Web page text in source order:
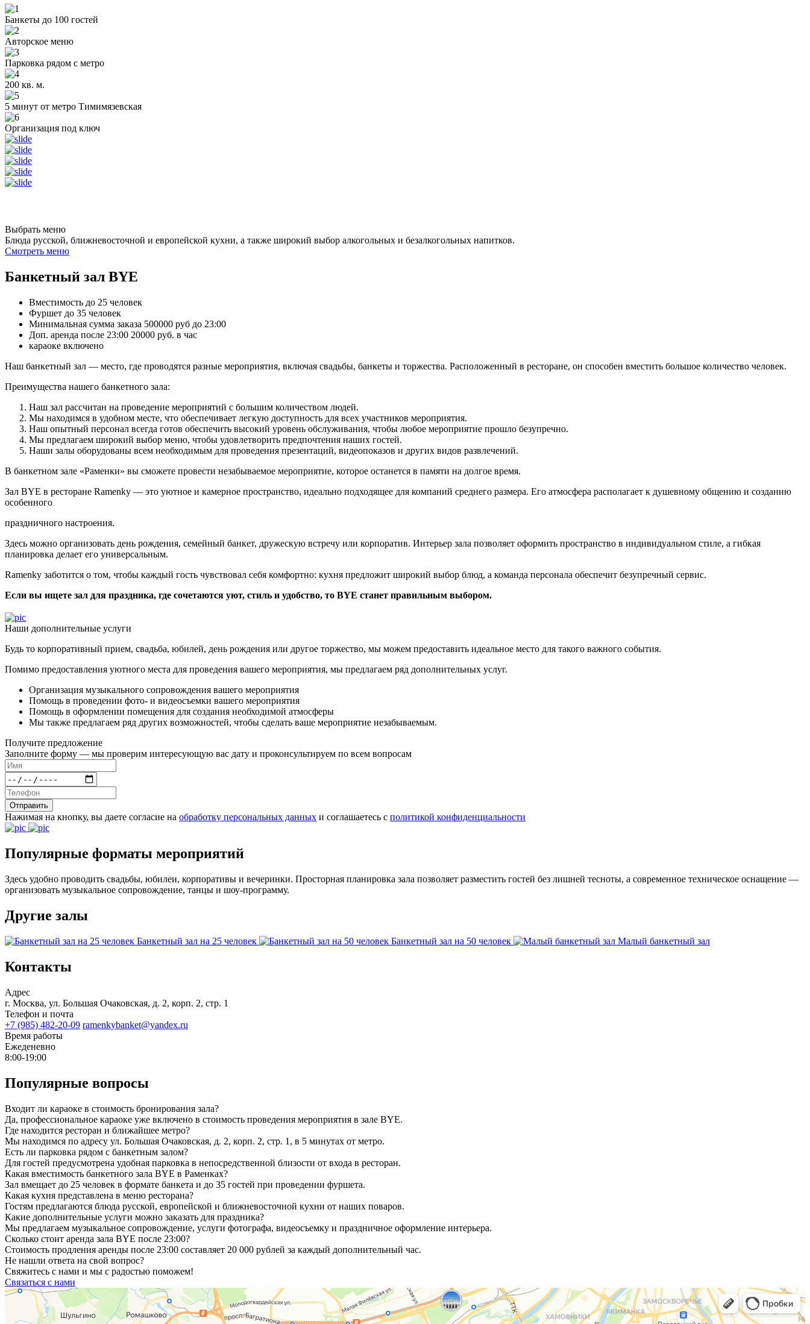
Банкеты до 100 гостей
Авторское меню
Парковка рядом с метро
200 кв. м.
5 минут от метро Тимимязевская
Организация под ключ
Выбрать меню
Блюда русской, ближневосточной и европейской кухни, а также широкий выбор алкогольных и безалкогольных напитков.
Смотреть меню
Банкетный зал BYE
Вместимость до 25 человек
Фуршет до 35 человек
Минимальная сумма заказа 500000 руб до 23:00
Доп. аренда после 23:00 20000 руб. в час
караоке включено
Наш банкетный зал — место, где проводятся разные мероприятия, включая свадьбы, банкеты и торжества. Расположенный в ресторане, он способен вместить большое количество человек.
Преимущества нашего банкетного зала:
Наш зал рассчитан на проведение мероприятий с большим количеством людей.
Мы находимся в удобном месте, что обеспечивает легкую доступность для всех участников мероприятия.
Наш опытный персонал всегда готов обеспечить высокий уровень обслуживания, чтобы любое мероприятие прошло безупречно.
Мы предлагаем широкий выбор меню, чтобы удовлетворить предпочтения наших гостей.
Наши залы оборудованы всем необходимым для проведения презентаций, видеопоказов и других видов развлечений.
В банкетном зале «Раменки» вы сможете провести незабываемое мероприятие, которое останется в памяти на долгое время.
Зал BYE в ресторане Ramenky — это уютное и камерное пространство, идеально подходящее для компаний среднего размера. Его атмосфера располагает к душевному общению и созданию
особенного
праздничного настроения.
Здесь можно организовать день рождения, семейный банкет, дружескую встречу или корпоратив. Интерьер зала позволяет оформить пространство в индивидуальном стиле, а гибкая
планировка делает его универсальным.
Ramenky заботится о том, чтобы каждый гость чувствовал себя комфортно: кухня предложит широкий выбор блюд, а команда персонала обеспечит безупречный сервис.
Если вы ищете зал для праздника, где сочетаются уют, стиль и удобство, то BYE станет правильным выбором.
Наши дополнительные услуги
Будь то корпоративный прием, свадьба, юбилей, день рождения или другое торжество, мы можем предоставить идеальное место для такого важного события.
Помимо предоставления уютного места для проведения вашего мероприятия, мы предлагаем ряд дополнительных услуг.
Организация музыкального сопровождения вашего мероприятия
Помощь в проведении фото- и видеосъемки вашего мероприятия
Помощь в оформлении помещения для создания необходимой атмосферы
Мы также предлагаем ряд других возможностей, чтобы сделать ваше мероприятие незабываемым.
Получите предложение
Заполните форму — мы проверим интересующую вас дату и проконсультируем по всем вопросам
Нажимая на кнопку, вы даете согласие на обработку персональных данных и соглашаетесь c политикой конфиденциальности
Популярные форматы мероприятий
Здесь удобно проводить свадьбы, юбилеи, корпоративы и вечеринки. Просторная планировка зала позволяет разместить гостей без лишней тесноты, а современное техническое оснащение —
организовать музыкальное сопровождение, танцы и шоу-программу.
Другие залы
Банкетный зал на 25 человек Банкетный зал на 50 человек Малый банкетный зал
Контакты
Адрес
г. Москва, ул. Большая Очаковская, д. 2, корп. 2, стр. 1
Телефон и почта
+7 (985) 482-20-09 ramenkybanket@yandex.ru
Время работы
Ежеденевно
8:00-19:00
Популярные вопросы
Входит ли караоке в стоимость бронирования зала?
Да, профессиональное караоке уже включено в стоимость проведения мероприятия в зале BYE.
Где находится ресторан и ближайшее метро?
Мы находимся по адресу ул. Большая Очаковская, д. 2, корп. 2, стр. 1, в 5 минутах от метро.
Есть ли парковка рядом с банкетным залом?
Для гостей предусмотрена удобная парковка в непосредственной близости от входа в ресторан.
Какая вместимость банкетного зала BYE в Раменках?
Зал вмещает до 25 человек в формате банкета и до 35 гостей при проведении фуршета.
Какая кухня представлена в меню ресторана?
Гостям предлагаются блюда русской, европейской и ближневосточной кухни от наших поваров.
Какие дополнительные услуги можно заказать для праздника?
Мы предлагаем музыкальное сопровождение, услуги фотографа, видеосъемку и праздничное оформление интерьера.
Сколько стоит аренда зала BYE после 23:00?
Стоимость продления аренды после 23:00 составляет 20 000 рублей за каждый дополнительный час.
Не нашли ответа на свой вопрос?
Свяжитесь с нами и мы с радостью поможем!
Связаться с нами